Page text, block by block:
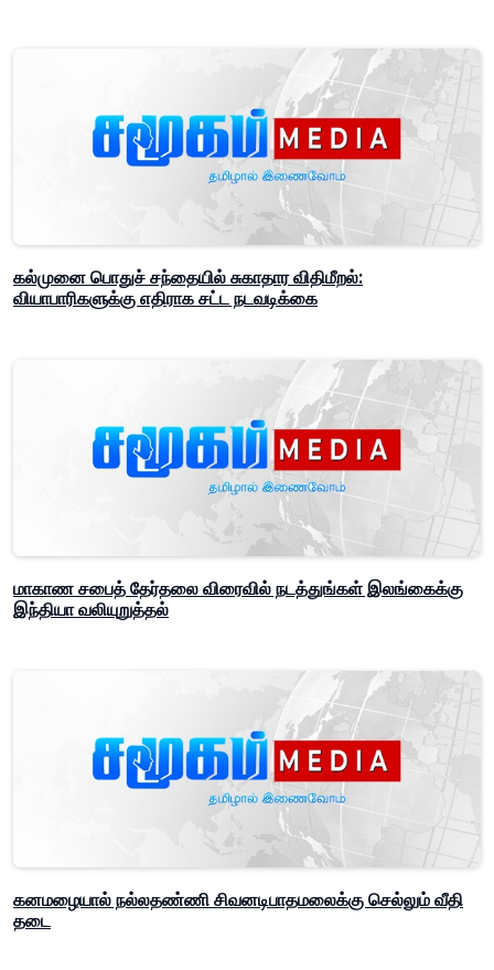
கல்முனை பொதுச் சந்தையில் சுகாதார விதிமீறல்:
வியாபாரிகளுக்கு எதிராக சட்ட நடவடிக்கை
மாகாண சபைத் தேர்தலை விரைவில் நடத்துங்கள் இலங்கைக்கு
இந்தியா வலியுறுத்தல்
கனமழையால் நல்லதண்ணி சிவனடிபாதமலைக்கு செல்லும் வீதி
தடை